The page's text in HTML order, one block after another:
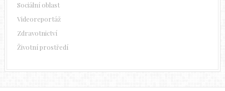
Sociální oblast
Videoreportáž
Zdravotnictví
Životní prostředí